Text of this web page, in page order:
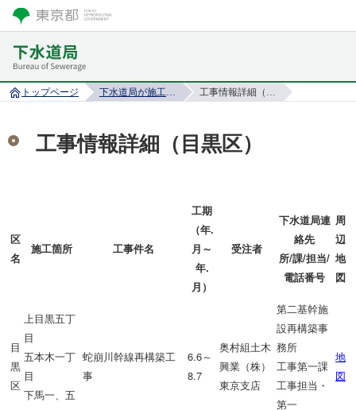
トップページ 下水道局が施工する工事情報 工事情報詳細（目黒区）
工事情報詳細（目黒区）
区
名
施工箇所 工事件名
工期
（年.
月～
年.
月）
受注者
下水道局連
絡先
所/課/担当/
電話番号
周
辺
地
図
目
黒
区
上目黒五丁
目
五本木一丁
目
下馬一、五
蛇崩川幹線再構築工
事
6.6～
8.7
奥村組土木
興業（株）
東京支店
第二基幹施
設再構築事
務所
工事第一課
工事担当・
第一
地
図